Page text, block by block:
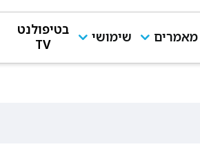
מאמרים שימושי
בטיפולנט
TV